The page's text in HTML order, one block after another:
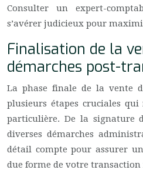
Consulter un expert-
s’avérer judicieux pour
Finalisation de la
démarches post-
La phase finale de la vente
plusieurs étapes cruciales
particulière. De la signature
diverses démarches
détail compte pour assurer
due forme de votre